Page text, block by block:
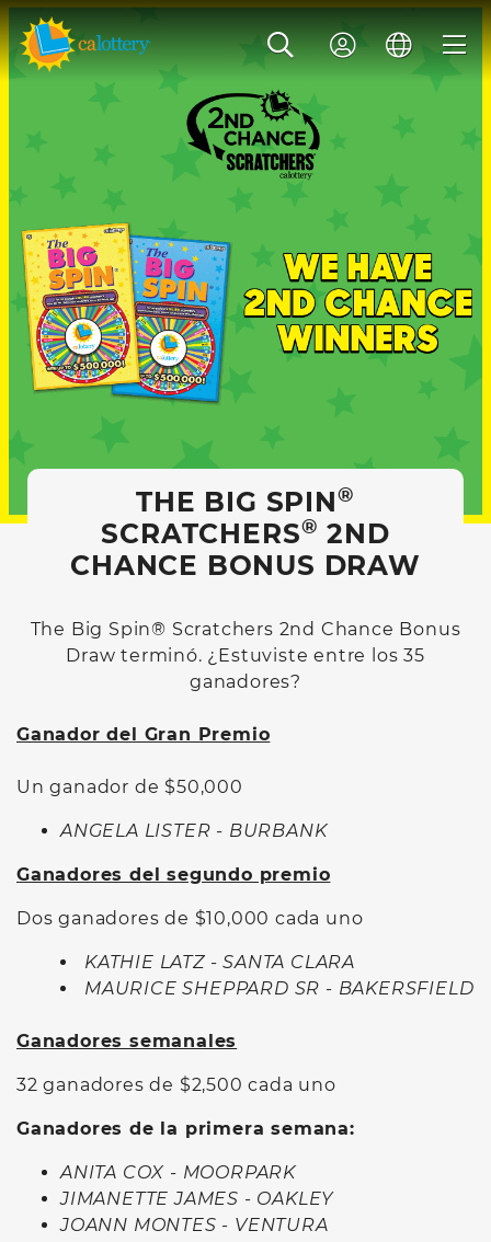
THE BIG SPIN®
SCRATCHERS® 2ND
CHANCE BONUS DRAW
The Big Spin® Scratchers 2nd Chance Bonus
Draw terminó. ¿Estuviste entre los 35
ganadores?
Ganador del Gran Premio
Un ganador de $50,000
ANGELA LISTER - BURBANK
Ganadores del segundo premio
Dos ganadores de $10,000 cada uno
KATHIE LATZ - SANTA CLARA
MAURICE SHEPPARD SR - BAKERSFIELD
Ganadores semanales
32 ganadores de $2,500 cada uno
Ganadores de la primera semana:
ANITA COX - MOORPARK
JIMANETTE JAMES - OAKLEY
JOANN MONTES - VENTURA